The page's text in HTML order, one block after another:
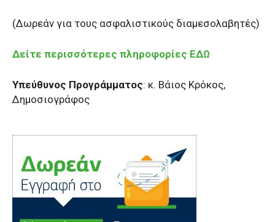
(Δωρεάν για τους ασφαλιστικούς διαμεσολαβητές)
Δείτε περισσότερες πληροφορίες ΕΔΩ
Υπεύθυνος Προγράμματος: κ. Βάιος Κρόκος,
Δημοσιογράφος